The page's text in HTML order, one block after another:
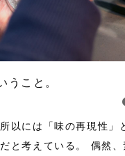
うこと。
以には「味の再現性」
と考えている。 偶然